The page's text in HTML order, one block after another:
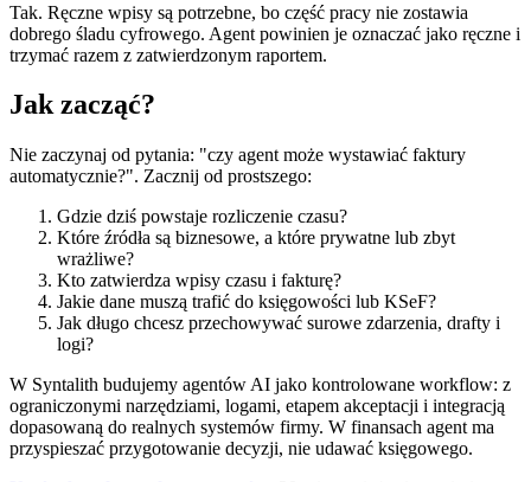
Tak. Ręczne wpisy są potrzebne, bo część pracy nie zostawia
dobrego śladu cyfrowego. Agent powinien je oznaczać jako ręczne i
trzymać razem z zatwierdzonym raportem.
Jak zacząć?
Nie zaczynaj od pytania: "czy agent może wystawiać faktury
automatycznie?". Zacznij od prostszego:
Gdzie dziś powstaje rozliczenie czasu?
Które źródła są biznesowe, a które prywatne lub zbyt
wrażliwe?
Kto zatwierdza wpisy czasu i fakturę?
Jakie dane muszą trafić do księgowości lub KSeF?
Jak długo chcesz przechowywać surowe zdarzenia, drafty i
logi?
W Syntalith budujemy agentów AI jako kontrolowane workflow: z
ograniczonymi narzędziami, logami, etapem akceptacji i integracją
dopasowaną do realnych systemów firmy. W finansach agent ma
przyspieszać przygotowanie decyzji, nie udawać księgowego.